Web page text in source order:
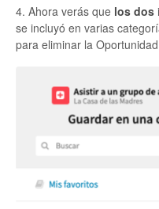
4. Ahora verás que los dos
se incluyó en varias
para eliminar la